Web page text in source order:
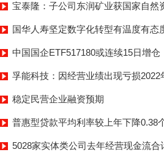
宝泰隆：子公司东润矿业获国家自然
国华人寿坚定数字化转型有温度有态
中国国企ETF517180或连续15日增
孚能科技：因经营业绩出现亏损
稳定民营企业融资预期
普惠型贷款平均利率较上年下降0.38
5028家实体类公司去年经营现金流合